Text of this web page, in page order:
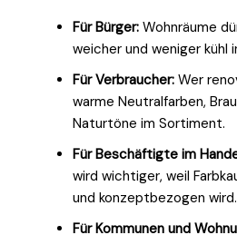
Für Bürger: Wohnräume
weicher und weniger kühl
Für Verbraucher: Wer
warme Neutralfarben,
Naturtöne im Sortiment.
Für Beschäftigte im
wird wichtiger, weil
und konzeptbezogen wird.
Für Kommunen und